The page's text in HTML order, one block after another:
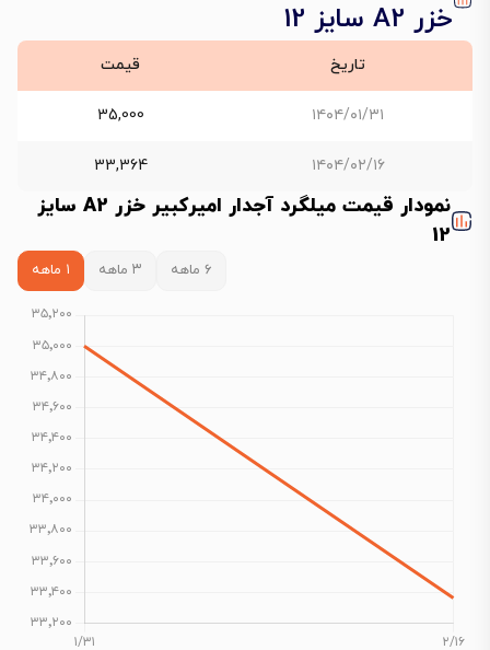
خزر A2 سایز 12
تاریخ قیمت
۱۴۰۴/۰۱/۳۱ 35,000
۱۴۰۴/۰۲/۱۶ 33,364
نمودار قیمت میلگرد آجدار امیرکبیر خزر A2 سایز
12
۶ ماهه ۳ ماهه ۱ ماهه